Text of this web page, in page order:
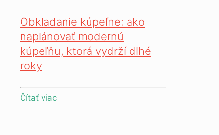
Obkladanie kúpeľne: ako
naplánovať modernú
kúpeľňu, ktorá vydrží dlhé
roky
Čítať viac